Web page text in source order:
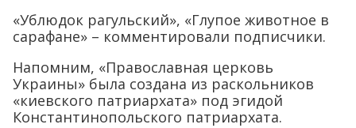
«Ублюдок рагульский», «Глупое животное в
сарафане» – комментировали подписчики.
Напомним, «Православная церковь
Украины» была создана из раскольников
«киевского патриархата» под эгидой
Константинопольского патриархата.